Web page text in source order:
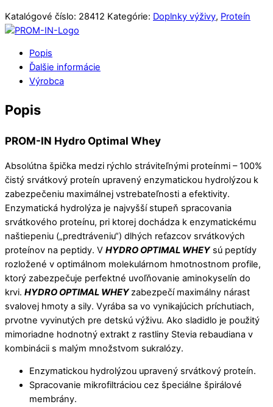
Katalógové číslo: 28412 Kategórie: Doplnky výživy, Proteín
Popis
Ďalšie informácie
Výrobca
Popis
PROM-IN Hydro Optimal Whey
Absolútna špička medzi rýchlo stráviteľnými proteínmi – 100%
čistý srvátkový proteín upravený enzymatickou hydrolýzou k
zabezpečeniu maximálnej vstrebateľnosti a efektivity.
Enzymatická hydrolýza je najvyšší stupeň spracovania
srvátkového proteínu, pri ktorej dochádza k enzymatickému
naštiepeniu („predtráveniu“) dlhých reťazcov srvátkových
proteínov na peptidy. V HYDRO OPTIMAL WHEYsú peptídy
rozložené v optimálnom molekulárnom hmotnostnom profile,
ktorý zabezpečuje perfektné uvoľňovanie aminokyselín do
krvi. HYDRO OPTIMAL WHEYzabezpečí maximálny nárast
svalovej hmoty a sily. Vyrába sa vo vynikajúcich príchutiach,
prvotne vyvinutých pre detskú výživu. Ako sladidlo je použitý
mimoriadne hodnotný extrakt z rastliny Stevia rebaudiana v
kombinácii s malým množstvom sukralózy.
Enzymatickou hydrolýzou upravený srvátkový proteín.
Spracovanie mikrofiltráciou cez špeciálne špirálové
membrány.